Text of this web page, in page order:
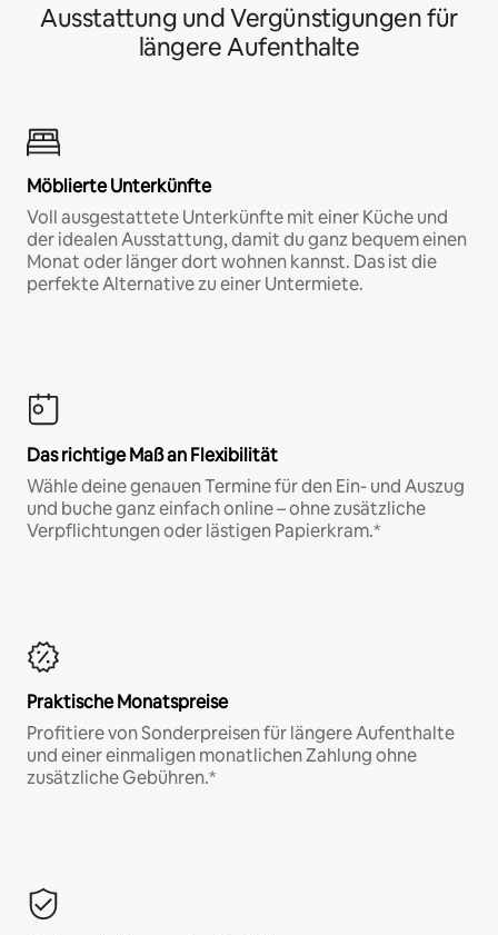
Ausstattung und Vergünstigungen für
längere Aufenthalte
Möblierte Unterkünfte
Voll ausgestattete Unterkünfte mit einer Küche und
der idealen Ausstattung, damit du ganz bequem einen
Monat oder länger dort wohnen kannst. Das ist die
perfekte Alternative zu einer Untermiete.
Das richtige Maß an Flexibilität
Wähle deine genauen Termine für den Ein- und Auszug
und buche ganz einfach online – ohne zusätzliche
Verpflichtungen oder lästigen Papierkram.*
Praktische Monatspreise
Profitiere von Sonderpreisen für längere Aufenthalte
und einer einmaligen monatlichen Zahlung ohne
zusätzliche Gebühren.*